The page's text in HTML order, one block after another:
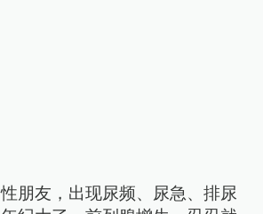
朋友，出现尿频、尿急、排尿